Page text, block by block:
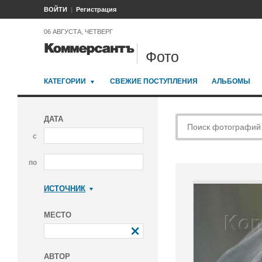
ВОЙТИ Регистрация
06 АВГУСТА, ЧЕТВЕРГ
Фото
КАТЕГОРИИ СВЕЖИЕ ПОСТУПЛЕНИЯ АЛЬБОМЫ
ДАТА
с
по
ИСТОЧНИК
МЕСТО
АВТОР